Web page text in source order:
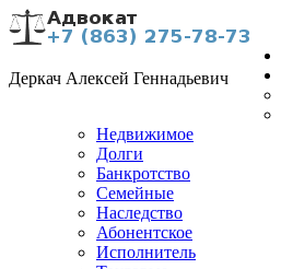
Деркач Алексей Геннадьевич
Недвижимое
Долги
Банкротство
Семейные
Наследство
Абонентское
Исполнитель